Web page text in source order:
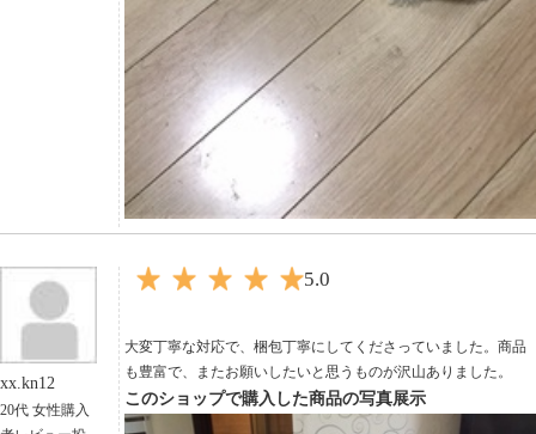
xx.kn12
20代 女性購入
5.0
大変丁寧な対応で、梱包丁寧にしてくださっていました。商品
も豊富で、またお願いしたいと思うものが沢山ありました。
このショップで購入した商品の写真展示